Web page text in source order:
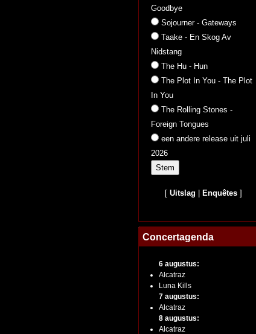
Goodbye
Sojourner - Gateways
Taake - En Skog Av
Nidstang
The Hu - Hun
The Plot In You - The Plot
In You
The Rolling Stones -
Foreign Tongues
een andere release uit juli
2026
[Uitslag Enquêtes ]
Concertagenda
6 augustus:
Alcatraz
Luna Kills
7 augustus:
Alcatraz
8 augustus:
Alcatraz